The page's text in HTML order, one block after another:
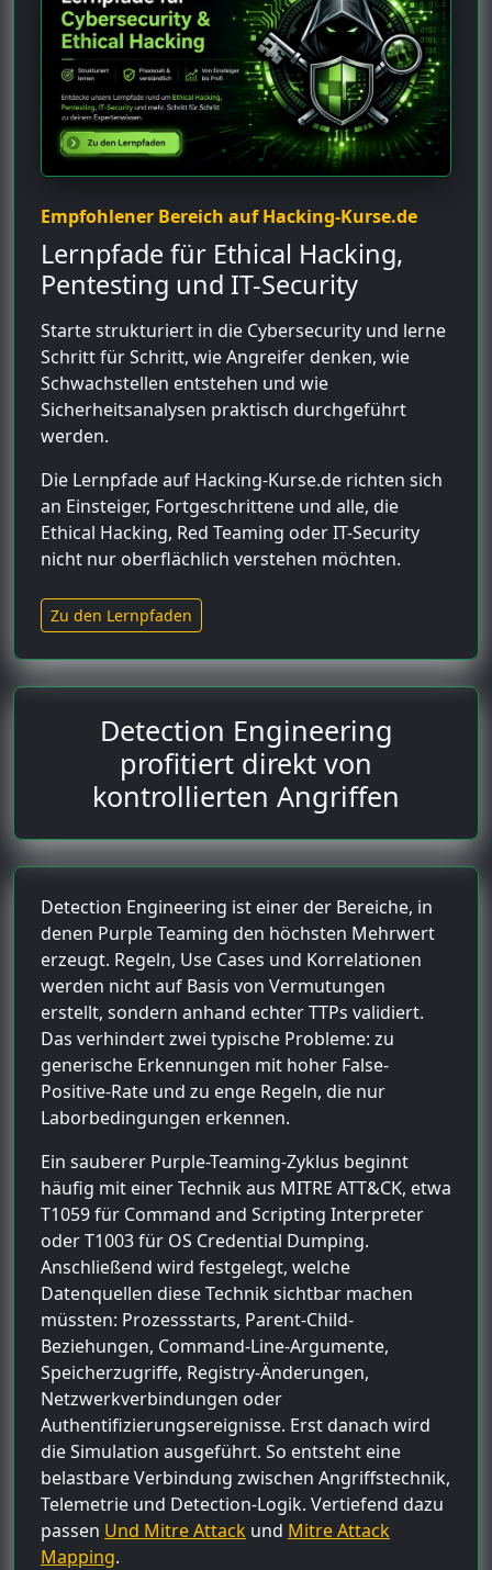
Empfohlener Bereich auf Hacking-Kurse.de
Lernpfade für Ethical Hacking,
Pentesting und IT-Security
Starte strukturiert in die Cybersecurity und lerne
Schritt für Schritt, wie Angreifer denken, wie
Schwachstellen entstehen und wie
Sicherheitsanalysen praktisch durchgeführt
werden.
Die Lernpfade auf Hacking-Kurse.de richten sich
an Einsteiger, Fortgeschrittene und alle, die
Ethical Hacking, Red Teaming oder IT-Security
nicht nur oberflächlich verstehen möchten.
Zu den Lernpfaden
Detection Engineering
profitiert direkt von
kontrollierten Angriffen
Detection Engineering ist einer der Bereiche, in
denen Purple Teaming den höchsten Mehrwert
erzeugt. Regeln, Use Cases und Korrelationen
werden nicht auf Basis von Vermutungen
erstellt, sondern anhand echter TTPs validiert.
Das verhindert zwei typische Probleme: zu
generische Erkennungen mit hoher False-
Positive-Rate und zu enge Regeln, die nur
Laborbedingungen erkennen.
Ein sauberer Purple-Teaming-Zyklus beginnt
häufig mit einer Technik aus MITRE ATT&CK, etwa
T1059 für Command and Scripting Interpreter
oder T1003 für OS Credential Dumping.
Anschließend wird festgelegt, welche
Datenquellen diese Technik sichtbar machen
müssten: Prozessstarts, Parent-Child-
Beziehungen, Command-Line-Argumente,
Speicherzugriffe, Registry-Änderungen,
Netzwerkverbindungen oder
Authentifizierungsereignisse. Erst danach wird
die Simulation ausgeführt. So entsteht eine
belastbare Verbindung zwischen Angriffstechnik,
Telemetrie und Detection-Logik. Vertiefend dazu
passen Und Mitre Attack und Mitre Attack
Mapping.